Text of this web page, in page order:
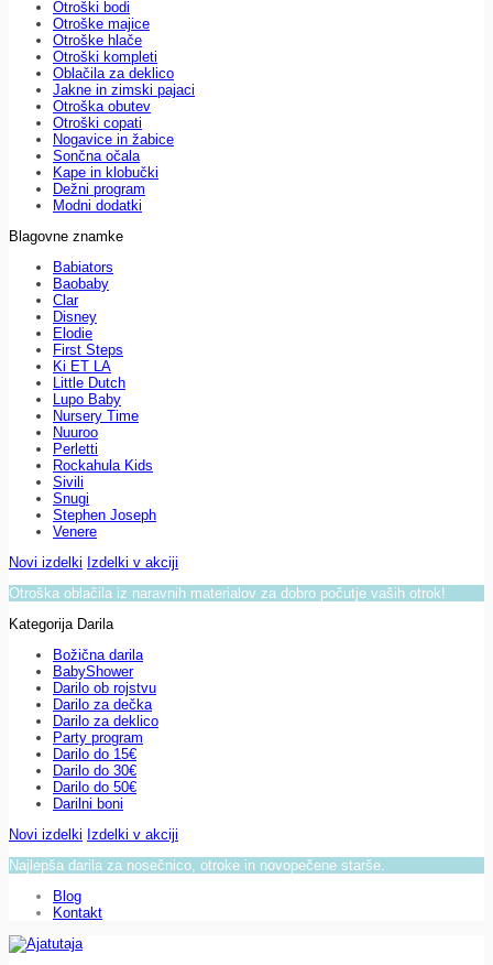
Otroški bodi
Otroške majice
Otroške hlače
Otroški kompleti
Oblačila za deklico
Jakne in zimski pajaci
Otroška obutev
Otroški copati
Nogavice in žabice
Sončna očala
Kape in klobučki
Dežni program
Modni dodatki
Blagovne znamke
Babiators
Baobaby
Clar
Disney
Elodie
First Steps
Ki ET LA
Little Dutch
Lupo Baby
Nursery Time
Nuuroo
Perletti
Rockahula Kids
Sivili
Snugi
Stephen Joseph
Venere
Novi izdelki Izdelki v akciji
Otroška oblačila iz naravnih materialov za dobro počutje vaših otrok!
Kategorija Darila
Božična darila
BabyShower
Darilo ob rojstvu
Darilo za dečka
Darilo za deklico
Party program
Darilo do 15€
Darilo do 30€
Darilo do 50€
Darilni boni
Novi izdelki Izdelki v akciji
Najlepša darila za nosečnico, otroke in novopečene starše.
Blog
Kontakt